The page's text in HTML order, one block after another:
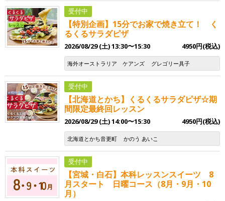
受付中
【特別企画】15分でお家で焼き立て！ く
るくるサラダピザ
2026/08/29 (土) 13:30〜15:30 4950円(税込)
海外オーストラリア ケアンズ グレゴリー具子
受付中
【北海道とかち】くるくるサラダピザ☆期
間限定最終回レッスン
2026/08/29 (土) 14:00〜15:30 4950円(税込)
北海道とかち音更町 かのう あいこ
受付中
【宮城・白石】本科レッスンスイーツ 8
月スタート 日曜コース（8月・9月・10
月）